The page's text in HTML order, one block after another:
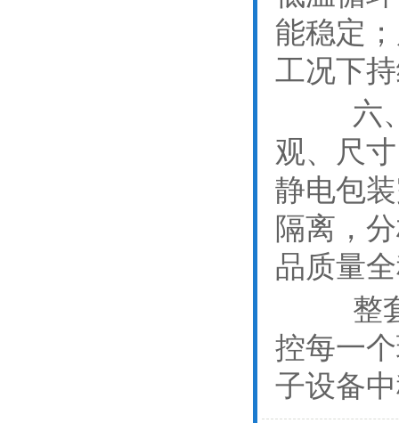
能稳定
工况下
六、
观、尺
静电包
隔离，
品质量
整套
控每一
子设备